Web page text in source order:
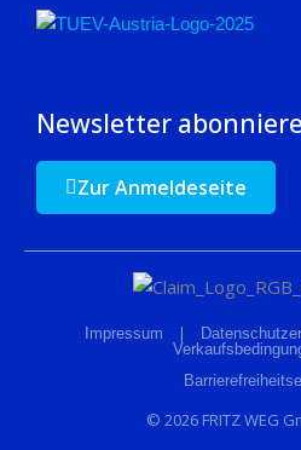
Newsletter
Zur Anmeldeseite
Impressum |
© 2026 FRITZ WEG